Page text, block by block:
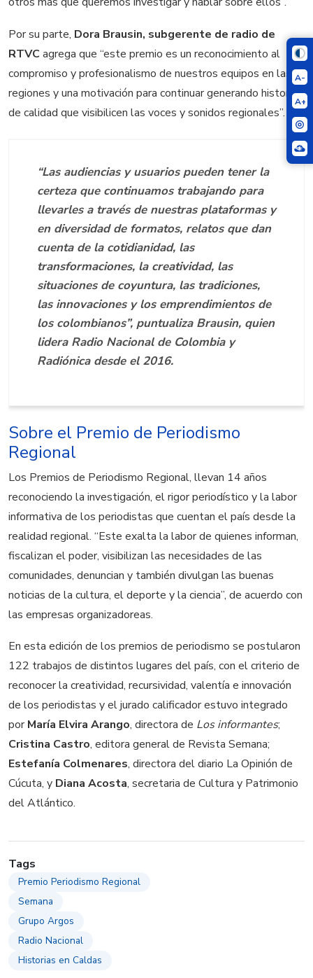
A-
A+
Por su parte, Dora Brausin, subgerente de radio de
RTVC agrega que “este premio es un reconocimiento al
compromiso y profesionalismo de nuestros equipos en las
regiones y una motivación para continuar generando historias
de calidad que visibilicen las voces y sonidos regionales”.
“Las audiencias y usuarios pueden tener la
certeza que continuamos trabajando para
llevarles a través de nuestras plataformas y
en diversidad de formatos, relatos que dan
cuenta de la cotidianidad, las
transformaciones, la creatividad, las
situaciones de coyuntura, las tradiciones,
las innovaciones y los emprendimientos de
los colombianos”, puntualiza Brausin, quien
lidera Radio Nacional de Colombia y
Radiónica desde el 2016.
Sobre el Premio de Periodismo
Regional
Los Premios de Periodismo Regional, llevan 14 años
reconociendo la investigación, el rigor periodístico y la labor
informativa de los periodistas que cuentan el país desde la
realidad regional. “Este exalta la labor de quienes informan,
fiscalizan el poder, visibilizan las necesidades de las
comunidades, denuncian y también divulgan las buenas
noticias de la cultura, el deporte y la ciencia”, de acuerdo con
las empresas organizadoreas.
En esta edición de los premios de periodismo se postularon
122 trabajos de distintos lugares del país, con el criterio de
reconocer la creatividad, recursividad, valentía e innovación
de los periodistas y el jurado calificador estuvo integrado
porMaría Elvira Arango, directora de Los informantes;
Cristina Castro, editora general de Revista Semana;
Estefanía Colmenares, directora del diario La Opinión de
Cúcuta, y Diana Acosta, secretaria de Cultura y Patrimonio
del Atlántico.
Tags
Premio Periodismo Regional
Semana
Grupo Argos
Radio Nacional
Historias en Caldas